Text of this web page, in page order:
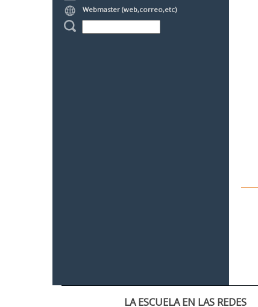
Webmaster (web,correo,etc)
LA ESCUELA EN LAS REDES